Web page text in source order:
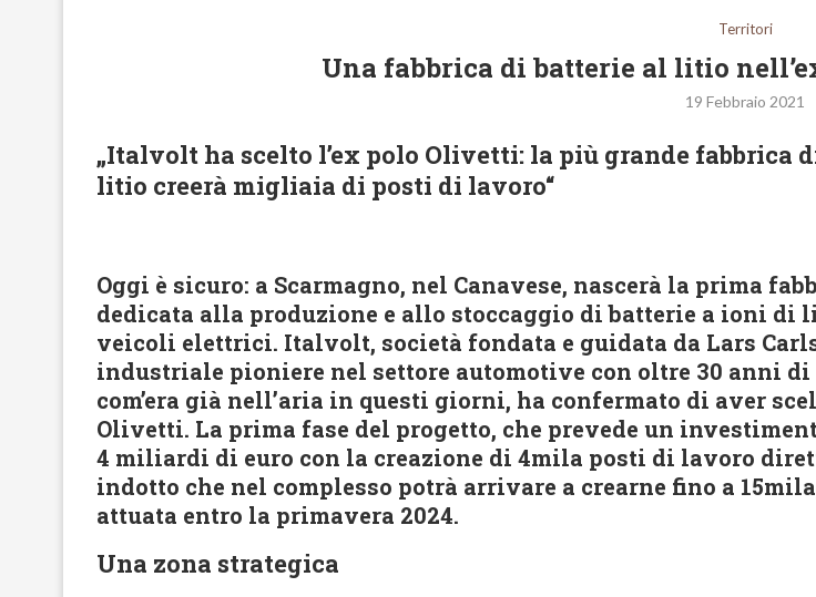
Territori
Una fabbrica di batterie al litio
19 Febbraio 2021
„Italvolt ha scelto l’ex polo Olivetti: la più grande fabbrica
litio creerà migliaia di posti di lavoro“
Oggi è sicuro: a Scarmagno, nel Canavese, nascerà la prima
dedicata alla produzione e allo stoccaggio di batterie a ioni di
veicoli elettrici. Italvolt, società fondata e guidata da Lars
industriale pioniere nel settore automotive con oltre 30 anni di
com’era già nell’aria in questi giorni, ha confermato di aver
Olivetti. La prima fase del progetto, che prevede un
4 miliardi di euro con la creazione di 4mila posti di lavoro
indotto che nel complesso potrà arrivare a crearne fino a
attuata entro la primavera 2024.
Una zona strategica